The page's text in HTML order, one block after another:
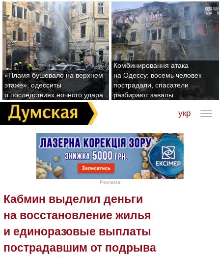
«Пламя бушевало на верхнем
этаже»: одесситы
о последствиях ночного удара
Комбинировання атака
на Одессу: восемь человек
пострадали, спасатели
разбирают завалы
укр
Реклама
Кабмин выделил деньги
на восстановление жилья
и единоразовые выплаты
пострадавшим от подрыва